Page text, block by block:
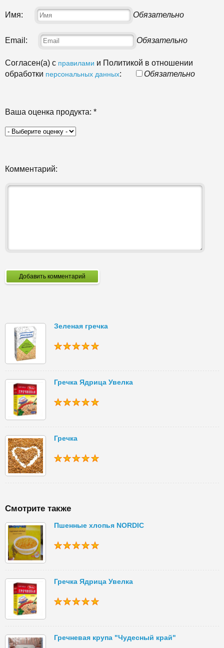
Имя: Обязательно
Email: Обязательно
Согласен(а) с правилами и Политикой в отношении
обработки персональных данных: Обязательно
Ваша оценка продукта: *
Комментарий:
Добавить комментарий
Зеленая гречка
Гречка Ядрица Увелка
Гречка
Смотрите также
Пшенные хлопья NORDIC
Гречка Ядрица Увелка
Гречневая крупа "Чудесный край"